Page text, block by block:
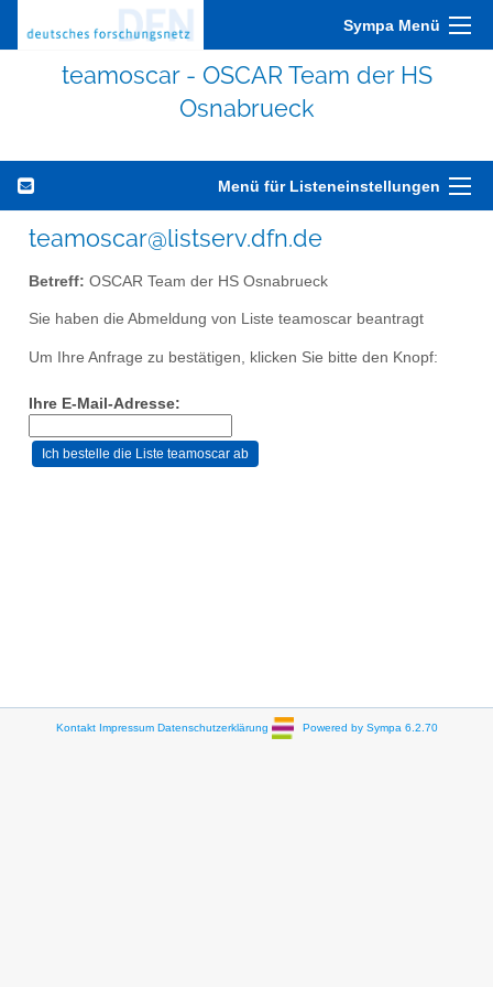
Sympa Menü
teamoscar - OSCAR Team der HS
Osnabrueck
Menü für Listeneinstellungen
teamoscar@listserv.dfn.de
Betreff: OSCAR Team der HS Osnabrueck
Sie haben die Abmeldung von Liste teamoscar beantragt
Um Ihre Anfrage zu bestätigen, klicken Sie bitte den Knopf:
Ihre E-Mail-Adresse:
Kontakt Impressum Datenschutzerklärung Powered by Sympa 6.2.70